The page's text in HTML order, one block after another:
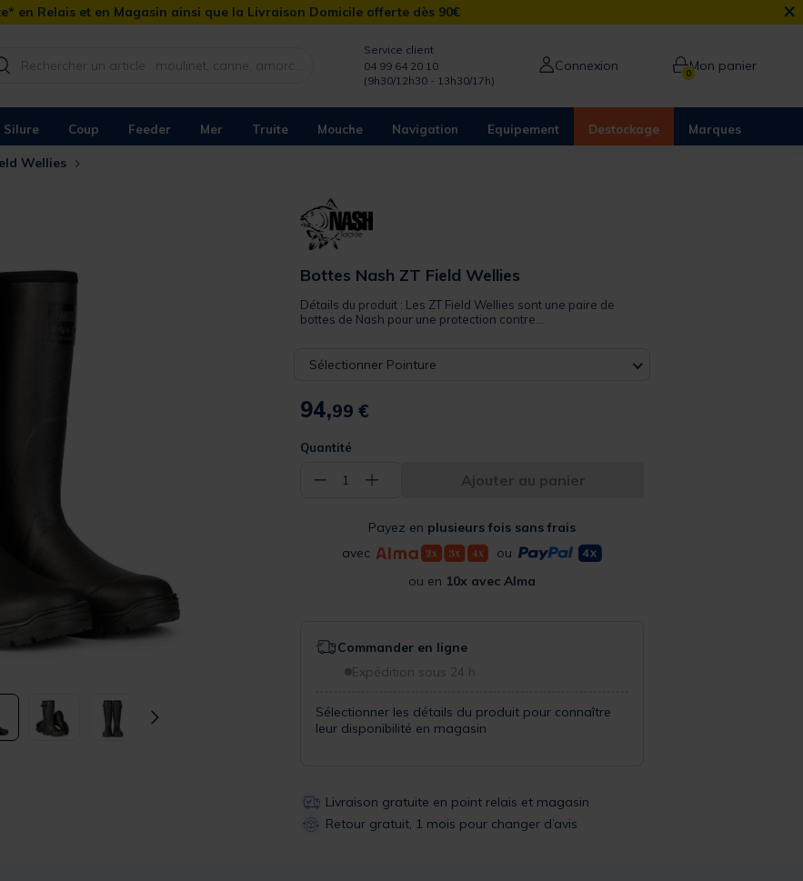
en Relais et en Magasin ainsi que la Livraison Domicile offerte dès 90€ ×
Service client
04 99 64 20 10
(9h30/12h30 - 13h30/17h)
Connexion 0Mon panier
Silure Coup Feeder Mer Truite Mouche Navigation Equipement Destockage Marques
Wellies
Bottes Nash ZT Field Wellies
Détails du produit : Les ZT Field Wellies sont une paire de
bottes de Nash pour une protection contre...
Sélectionner Pointure
94,99 €
Quantité
− 1 + Ajouter au panier
Payez en plusieurs fois sans frais
avec
ou
ou en 10x avec Alma
Commander en ligne
Expédition sous 24 h
Sélectionner les détails du produit pour connaître
leur disponibilité en magasin
Livraison gratuite en point relais et magasin
Retour gratuit, 1 mois pour changer d’avis